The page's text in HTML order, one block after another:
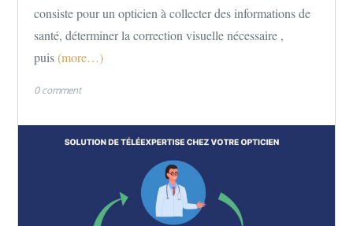
consiste pour un opticien à collecter des informations de
santé, déterminer la correction visuelle nécessaire ,
puis (more…)
0 comment